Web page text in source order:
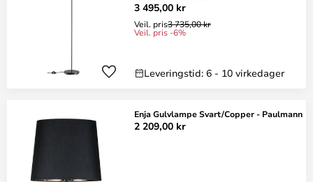
3 495,00 kr
Veil. pris3 735,00 kr
Veil. pris -6%
Leveringstid: 6 - 10 virkedager
Enja Gulvlampe Svart/Copper - Paulmann
2 209,00 kr